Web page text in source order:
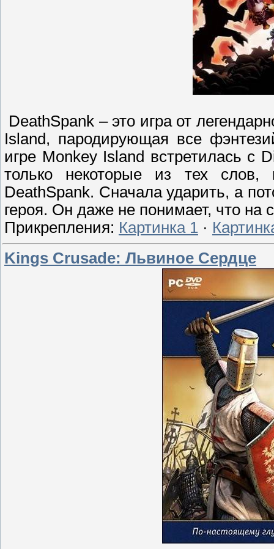
DeathSpank – это игра от
Island, пародирующая все
игре Monkey Island встретилась с
только некоторые из тех
DeathSpank. Сначала ударить, а
героя. Он даже не понимает, что на
Прикрепления: Картинка 1 ·
Kings Crusade: Львиное Сердце